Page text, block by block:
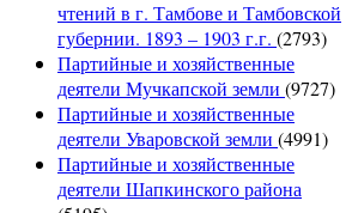
чтений в г. Тамбове и Тамбовской
губернии. 1893 – 1903 г.г. (2793)
Партийные и хозяйственные
деятели Мучкапской земли (9727)
Партийные и хозяйственные
деятели Уваровской земли (4991)
Партийные и хозяйственные
деятели Шапкинского района